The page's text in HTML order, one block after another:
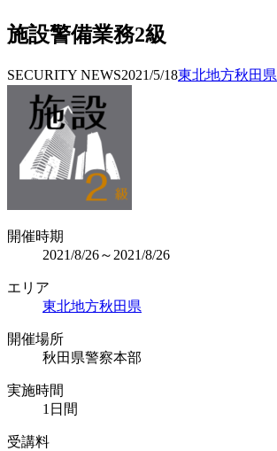
施設警備業務2級
SECURITY NEWS2021/5/18東北地方秋田県
開催時期
2021/8/26～2021/8/26
エリア
東北地方秋田県
開催場所
秋田県警察本部
実施時間
1日間
受講料